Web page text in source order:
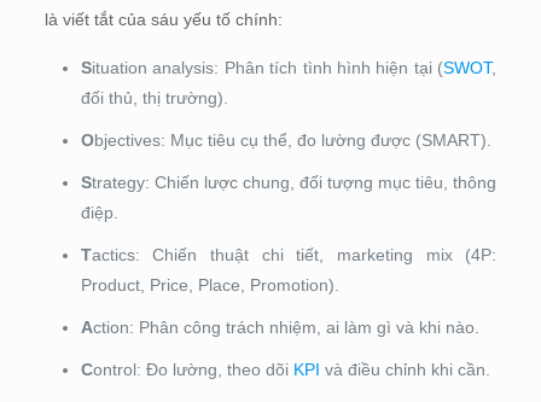
là viết tắt của sáu yếu tố chính:
Situation analysis: Phân tích tình hình hiện tại (SWOT,
đối thủ, thị trường).
Objectives: Mục tiêu cụ thể, đo lường được (SMART).
Strategy: Chiến lược chung, đối tượng mục tiêu, thông
điệp.
Tactics: Chiến thuật chi tiết, marketing mix (4P:
Product, Price, Place, Promotion).
Action: Phân công trách nhiệm, ai làm gì và khi nào.
Control: Đo lường, theo dõi KPI và điều chỉnh khi cần.